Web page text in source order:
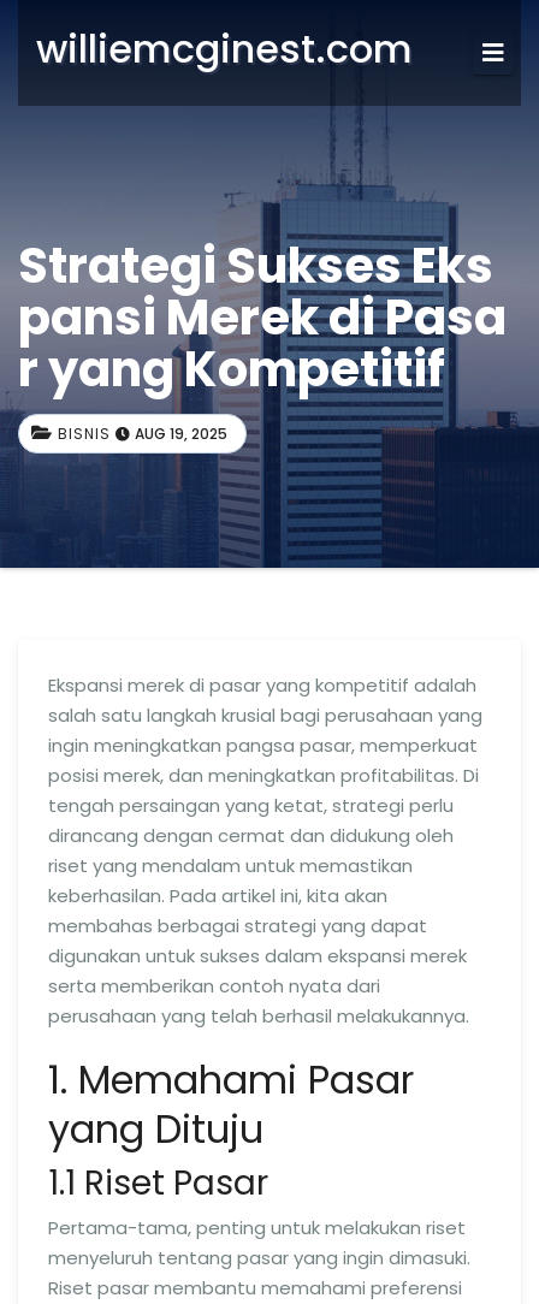
williemcginest.com
Strategi Sukses Eks
pansi Merek di Pasa
r yang Kompetitif
BISNIS AUG 19, 2025
Ekspansi merek di pasar yang kompetitif adalah
salah satu langkah krusial bagi perusahaan yang
ingin meningkatkan pangsa pasar, memperkuat
posisi merek, dan meningkatkan profitabilitas. Di
tengah persaingan yang ketat, strategi perlu
dirancang dengan cermat dan didukung oleh
riset yang mendalam untuk memastikan
keberhasilan. Pada artikel ini, kita akan
membahas berbagai strategi yang dapat
digunakan untuk sukses dalam ekspansi merek
serta memberikan contoh nyata dari
perusahaan yang telah berhasil melakukannya.
1. Memahami Pasar
yang Dituju
1.1 Riset Pasar
Pertama-tama, penting untuk melakukan riset
menyeluruh tentang pasar yang ingin dimasuki.
Riset pasar membantu memahami preferensi